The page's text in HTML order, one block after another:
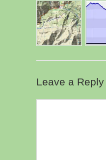
Leave a Reply